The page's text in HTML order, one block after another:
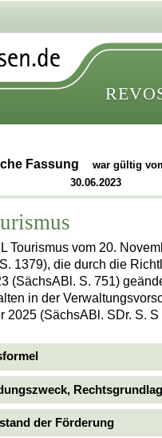
Fassung
war gültig
30.06.2023
Tourismus vom 20.
1379), die durch die
(SächsABl. S. 751)
in der
2025 (SächsABl. SDr. S. S
der Förderung